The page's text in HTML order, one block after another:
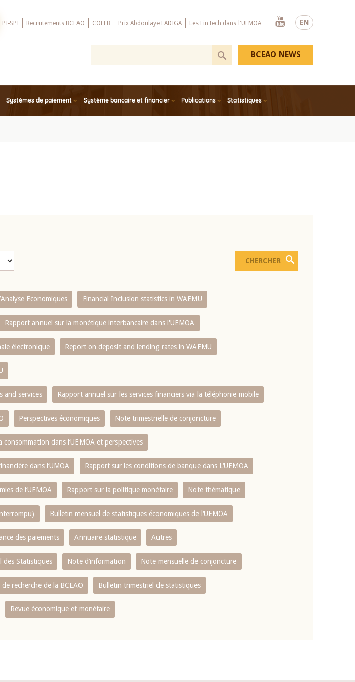
EN
PI-SPI Recrutements BCEAO COFEB Prix Abdoulaye FADIGA Les FinTech dans l'UEMOA
Youtube
Systèmes de paiement Système bancaire et financier Publications Statistiques
BCEAO NEWS
Economiques Financial Inclusion statistics in WAEMU
Rapport annuel sur la monétique interbancaire dans l'UEMOA
électronique Report on deposit and lending rates in WAEMU
and services Rapport annuel sur les services financiers via la téléphonie mobile
Perspectives économiques Note trimestrielle de conjoncture
dans l‘UEMOA et perspectives
dans l‘UMOA Rapport sur les conditions de banque dans L‘UEMOA
de l‘UEMOA Rapport sur la politique monétaire Note thématique
Bulletin mensuel de statistiques économiques de l‘UEMOA
des paiements Annuaire statistique Autres
des Statistiques Note d’information Note mensuelle de conjoncture
recherche de la BCEAO Bulletin trimestriel de statistiques
Revue économique et monétaire